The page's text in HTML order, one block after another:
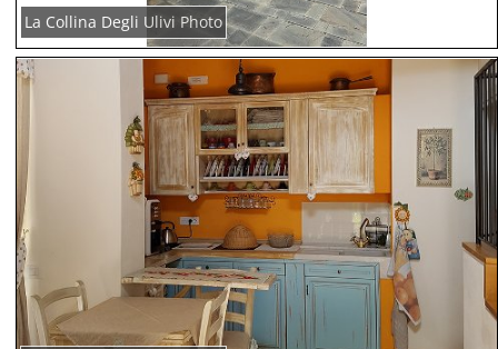
La Collina Degli Ulivi Photo